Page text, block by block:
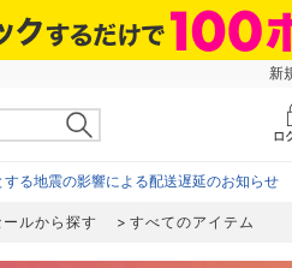
新
る地震の影響による配送遅延のお知らせ
ールから探す すべてのアイテム